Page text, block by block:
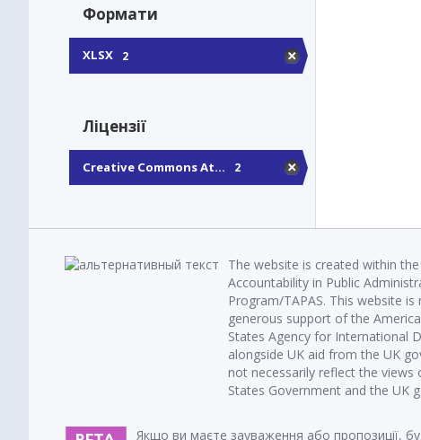
Формати
XLSX 2
Ліцензії
Creative Commons At... 2
The website is created within
Accountability in Public
Program/TAPAS. This website
generous support of the
States Agency for International
alongside UK aid from the UK
not necessarily reflect the views
States Government and the UK
Якщо ви маєте зауваження або пропозиції,